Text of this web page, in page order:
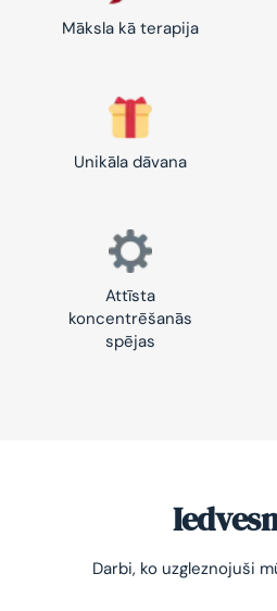
Māksla kā terapija
Unikāla dāvana
Attīsta
koncentrēšanās
spējas
Darbi, ko uzgleznojuši
-10% pirmajam
Vienkāršs veids, kā